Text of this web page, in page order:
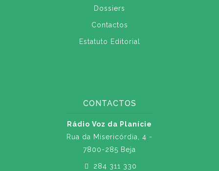
Dossiers
Contactos
Estatuto Editorial
CONTACTOS
Rádio Voz da Planície
Rua da Misericórdia, 4 -
7800-285 Beja
284 311 330